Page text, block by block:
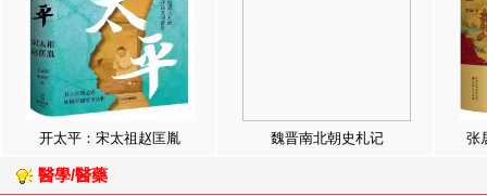
开太平：宋太祖赵匡胤 魏晋南北朝史札记 张
醫學/醫藥